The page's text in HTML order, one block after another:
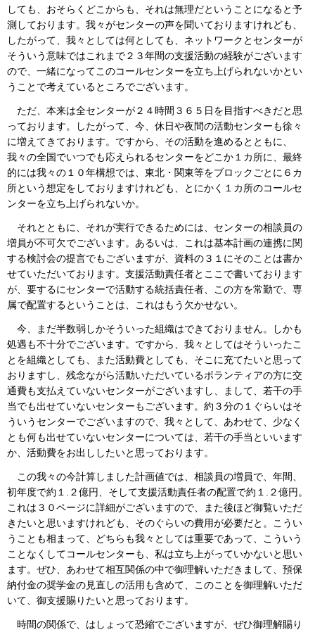
しても、おそらくどこからも、それは無理だということになると予
測しております。我々がセンターの声を聞いておりますけれども、
したがって、我々としては何としても、ネットワークとセンターが
そういう意味ではこれまで２３年間の支援活動の経験がございます
ので、一緒になってこのコールセンターを立ち上げられないかとい
うことで考えているところでございます。
ただ、本来は全センターが２４時間３６５日を目指すべきだと思
っております。したがって、今、休日や夜間の活動センターも徐々
に増えてきております。ですから、その活動を進めるとともに、
我々の全国でいつでも応えられるセンターをどこか１カ所に、最終
的には我々の１０年構想では、東北・関東等をブロックごとに６カ
所という想定をしておりますけれども、とにかく１カ所のコールセ
ンターを立ち上げられないか。
それとともに、それが実行できるためには、センターの相談員の
増員が不可欠でございます。あるいは、これは基本計画の連携に関
する検討会の提言でもございますが、資料の３１にそのことは書か
せていただいております。支援活動責任者とここで書いております
が、要するにセンターで活動する統括責任者、この方を常勤で、専
属で配置するということは、これはもう欠かせない。
今、まだ半数弱しかそういった組織はできておりません。しかも
処遇も不十分でございます。ですから、我々としてはそういったこ
とを組織としても、また活動費としても、そこに充てたいと思って
おりますし、残念ながら活動いただいているボランティアの方に交
通費も支払えていないセンターがございますし、まして、若干の手
当でも出せていないセンターもございます。約３分の１ぐらいはそ
ういうセンターでございますので、我々として、あわせて、少なく
とも何も出せていないセンターについては、若干の手当といいます
か、活動費をお出ししたいと思っております。
この我々の今計算しました計画値では、相談員の増員で、年間、
初年度で約１.２億円、そして支援活動責任者の配置で約１.２億円。
これは３０ページに詳細がございますので、また後ほど御覧いただ
きたいと思いますけれども、そのぐらいの費用が必要だと。こうい
うことも相まって、どちらも我々としては重要であって、こういう
ことなくしてコールセンターも、私は立ち上がっていかないと思い
ます。ぜひ、あわせて相互関係の中で御理解いただきまして、預保
納付金の奨学金の見直しの活用も含めて、このことを御理解いただ
いて、御支援賜りたいと思っております。
時間の関係で、はしょって恐縮でございますが、ぜひ御理解賜り